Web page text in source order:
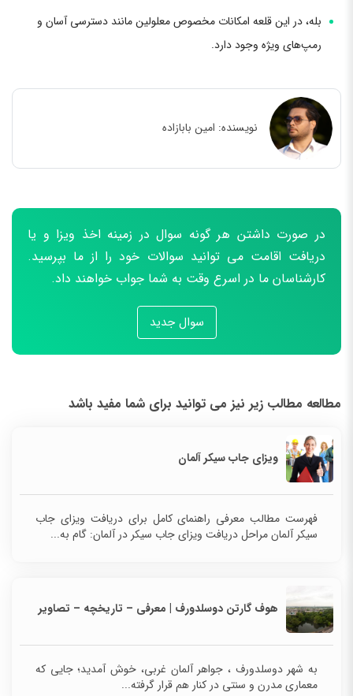
بله، در این قلعه امکانات مخصوص معلولین مانند دسترسی آسان و
رمپ‌های ویژه وجود دارد.
نویسنده: امین بابازاده
در صورت داشتن هر گونه سوال در زمینه اخذ ویزا و یا
دریافت اقامت می توانید سوالات خود را از ما بپرسید.
کارشناسان ما در اسرع وقت به شما جواب خواهند داد.
سوال جدید
مطالعه مطالب زیر نیز می توانید برای شما مفید باشد
ویزای جاب سیکر آلمان
فهرست مطالب معرفی راهنمای کامل برای دریافت ویزای جاب
سیکر آلمان مراحل دریافت ویزای جاب سیکر در آلمان: گام به...
هوف گارتن دوسلدورف | معرفی – تاریخچه – تصاویر
به شهر دوسلدورف ، جواهر آلمان غربی، خوش آمدید؛ جایی که
معماری مدرن و سنتی در کنار هم قرار گرفته...